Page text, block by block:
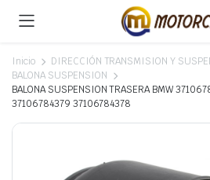
Inicio
DIRECCIÓN TRANSMISION Y
BALONA SUSPENSION
BALONA SUSPENSION TRASERA BMW
37106784379 37106784378